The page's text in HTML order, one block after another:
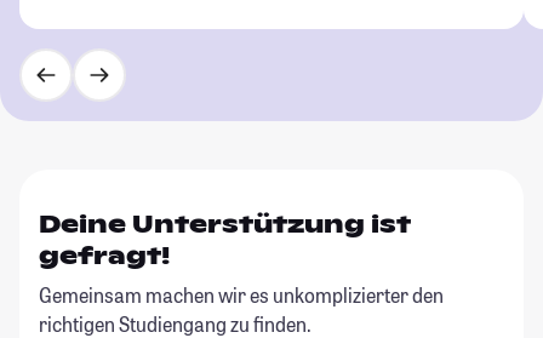
Deine Unterstützung ist
gefragt!
Gemeinsam machen wir es unkomplizierter den
richtigen Studiengang zu finden.